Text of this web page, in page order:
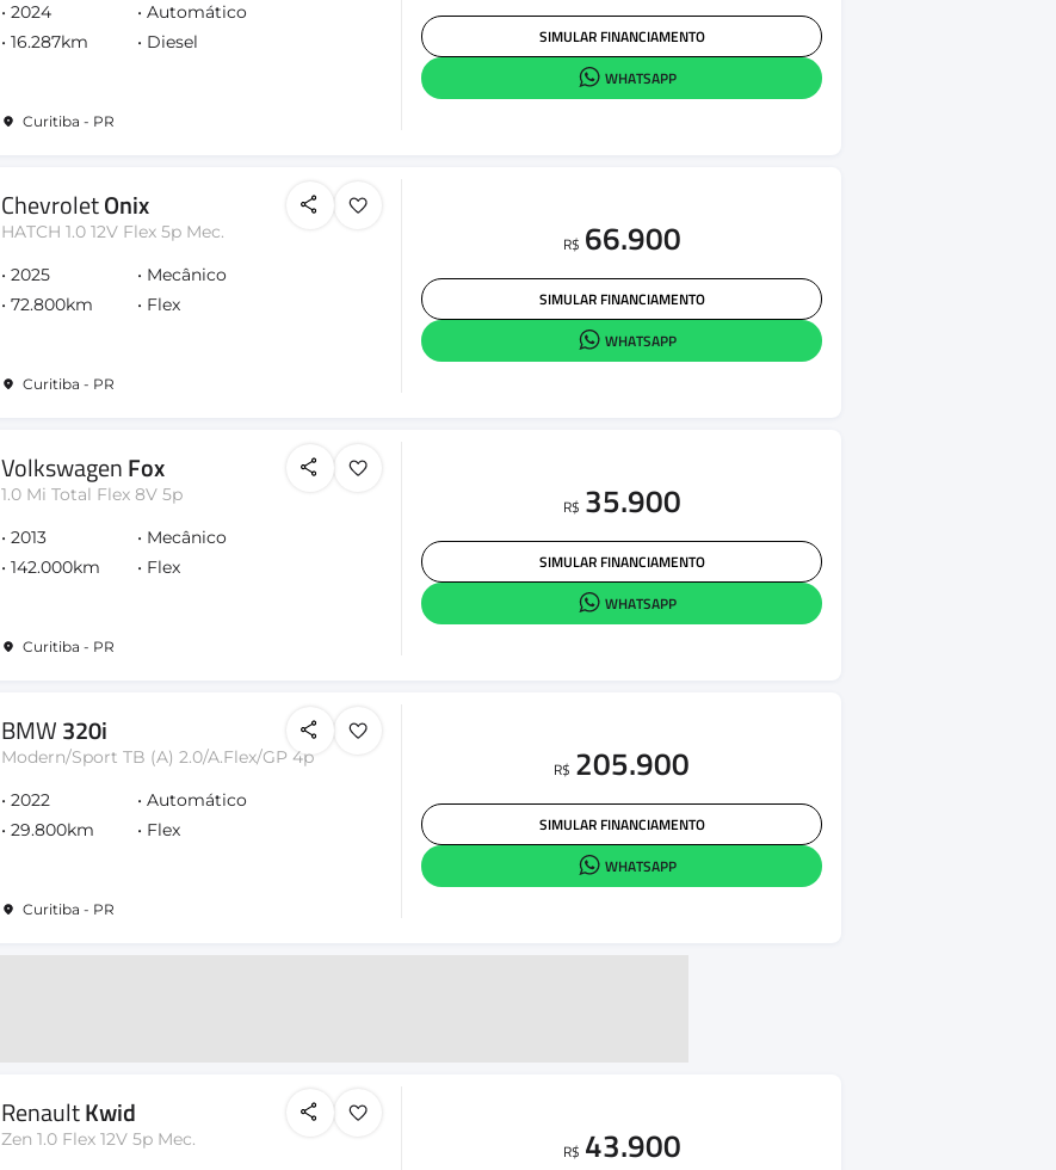
2024
Automático
16.287km
Diesel
Curitiba - PR
SIMULAR FINANCIAMENTO
WHATSAPP
ChevroletOnix
HATCH 1.0 12V Flex 5p Mec.
2025
Mecânico
72.800km
Flex
Curitiba - PR
R$ 66.900
SIMULAR FINANCIAMENTO
WHATSAPP
VolkswagenFox
1.0 Mi Total Flex 8V 5p
2013
Mecânico
142.000km
Flex
Curitiba - PR
R$ 35.900
SIMULAR FINANCIAMENTO
WHATSAPP
BMW320i
Modern/Sport TB (A) 2.0/A.Flex/GP 4p
2022
Automático
29.800km
Flex
Curitiba - PR
R$ 205.900
SIMULAR FINANCIAMENTO
WHATSAPP
RenaultKwid
Zen 1.0 Flex 12V 5p Mec.
R$ 43.900